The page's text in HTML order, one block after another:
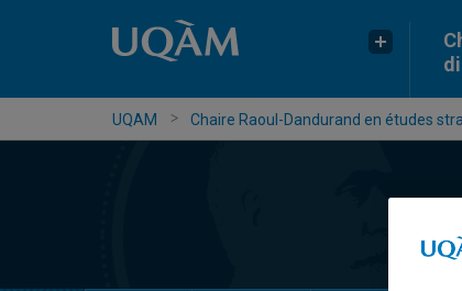
UQAM Chaire Raoul-Dandurand en études